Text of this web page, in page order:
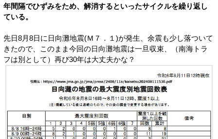
年間隔でひずみをため、解消するといったサイクルを繰り返し
ている。
先日8月8日に日向灘地震(Ｍ７．１)が発生、余震も少し落ついて
きたので、このまま今回の日向灘地震は一旦収束、（南海トラ
フは別として）再び30年は大丈夫かな？